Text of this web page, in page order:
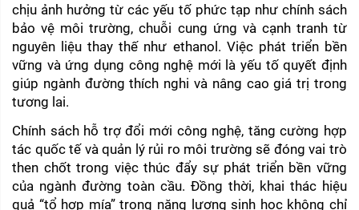
chịu ảnh hưởng từ các yếu tố phức tạp như chính sách
bảo vệ môi trường, chuỗi cung ứng và cạnh tranh từ
nguyên liệu thay thế như ethanol. Việc phát triển bền
vững và ứng dụng công nghệ mới là yếu tố quyết định
giúp ngành đường thích nghi và nâng cao giá trị trong
tương lai.
Chính sách hỗ trợ đổi mới công nghệ, tăng cường hợp
tác quốc tế và quản lý rủi ro môi trường sẽ đóng vai trò
then chốt trong việc thúc đẩy sự phát triển bền vững
của ngành đường toàn cầu. Đồng thời, khai thác hiệu
quả “tổ hợp mía” trong năng lượng sinh học không chỉ